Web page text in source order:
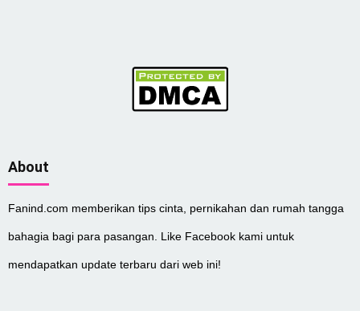
About
Fanind.com memberikan tips cinta, pernikahan dan rumah tangga
bahagia bagi para pasangan. Like Facebook kami untuk
mendapatkan update terbaru dari web ini!